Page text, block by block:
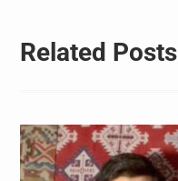
Related Posts